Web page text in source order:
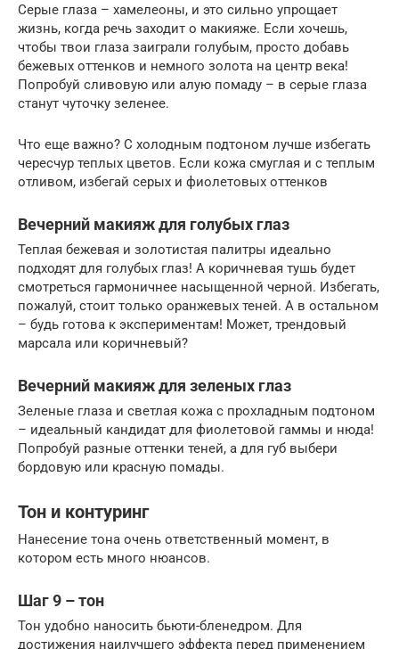
Серые глаза – хамелеоны, и это сильно упрощает
жизнь, когда речь заходит о макияже. Если хочешь,
чтобы твои глаза заиграли голубым, просто добавь
бежевых оттенков и немного золота на центр века!
Попробуй сливовую или алую помаду – в серые глаза
станут чуточку зеленее.
Что еще важно? С холодным подтоном лучше избегать
чересчур теплых цветов. Если кожа смуглая и с теплым
отливом, избегай серых и фиолетовых оттенков
Вечерний макияж для голубых глаз
Теплая бежевая и золотистая палитры идеально
подходят для голубых глаз! А коричневая тушь будет
смотреться гармоничнее насыщенной черной. Избегать,
пожалуй, стоит только оранжевых теней. А в остальном
– будь готова к экспериментам! Может, трендовый
марсала или коричневый?
Вечерний макияж для зеленых глаз
Зеленые глаза и светлая кожа с прохладным подтоном
– идеальный кандидат для фиолетовой гаммы и нюда!
Попробуй разные оттенки теней, а для губ выбери
бордовую или красную помады.
Тон и контуринг
Нанесение тона очень ответственный момент, в
котором есть много нюансов.
Шаг 9 – тон
Тон удобно наносить бьюти-бленедром. Для
достижения наилучшего эффекта перед применением